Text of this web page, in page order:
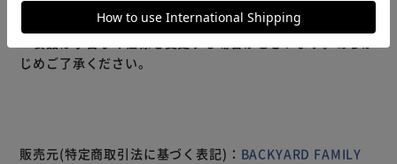
でき、夏の冷房冷え対策にもオススメ♪ 【肌に優しい綿素
材】 綿100％の生地を使用し、肌に直接当たっても安心な柔
らかさが特徴。 【締め付け感がなく快適に】 ゆったりとし
たストレスフリーな穿き心地で、就寝時に着用出来るのも
もっと見る
じめご了承ください。
販売元(特定商取引法に基づく表記)： BACKYARD FAMILY